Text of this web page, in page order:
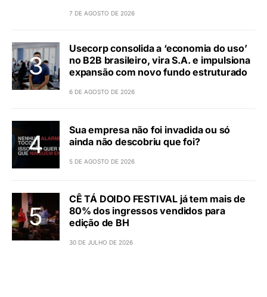
7 DE AGOSTO DE 2026
Usecorp consolida a ‘economia do uso’
no B2B brasileiro, vira S.A. e impulsiona
expansão com novo fundo estruturado
6 DE AGOSTO DE 2026
Sua empresa não foi invadida ou só
ainda não descobriu que foi?
5 DE AGOSTO DE 2026
CÊ TÁ DOIDO FESTIVAL já tem mais de
80% dos ingressos vendidos para
edição de BH
30 DE JULHO DE 2026